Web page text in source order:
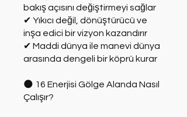
bakış açısını değiştirmeyi sağlar
✔ Yıkıcı değil, dönüştürücü ve
inşa edici bir vizyon kazandırır
✔ Maddi dünya ile manevi dünya
arasında dengeli bir köprü kurar
🌑 16 Enerjisi Gölge Alanda Nasıl
Çalışır?